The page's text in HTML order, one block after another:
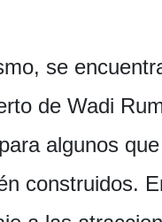
se
de Wadi
algunos
construidos.